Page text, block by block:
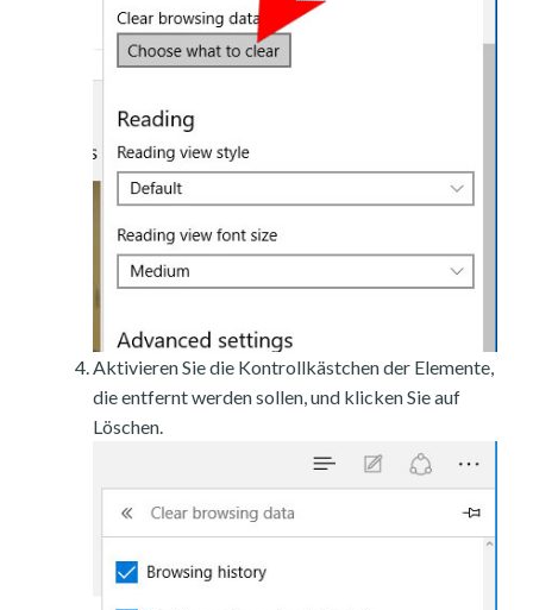
Aktivieren Sie die Kontrollkästchen der Elemente,
die entfernt werden sollen, und klicken Sie auf
Löschen.